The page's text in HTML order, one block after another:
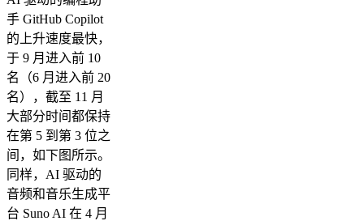
手 GitHub Copilot
的上升速度最快，
于 9 月进入前 10
名（6 月进入前 20
名），截至 11 月
大部分时间都保持
在第 5 到第 3 位之
间，如下图所示。
同样，AI 驱动的
音频和音乐生成平
台 Suno AI 在 4 月